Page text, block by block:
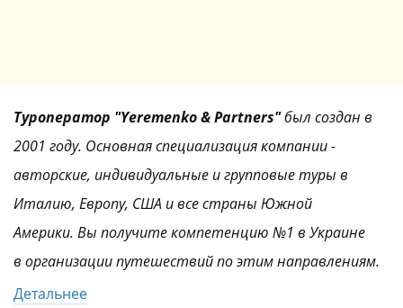
Туроператор "Yeremenko & Partners"был создан в
2001 году. Основная специализация компании -
авторские, индивидуальные и групповые туры в
Италию, Европу, США и все страны Южной
Америки. Вы получите компетенцию №1 в Украине
в организации путешествий по этим направлениям.
Детальнее